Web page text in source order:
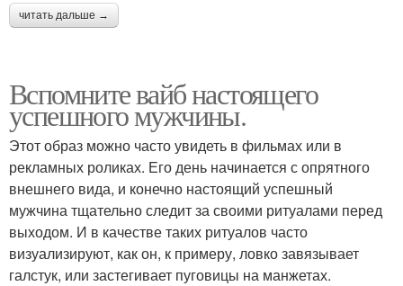
читать дальше →
Вспомните вайб настоящего
успешного мужчины.
Этот образ можно часто увидеть в фильмах или в
рекламных роликах. Его день начинается с опрятного
внешнего вида, и конечно настоящий успешный
мужчина тщательно следит за своими ритуалами перед
выходом. И в качестве таких ритуалов часто
визуализируют, как он, к примеру, ловко завязывает
галстук, или застегивает пуговицы на манжетах.